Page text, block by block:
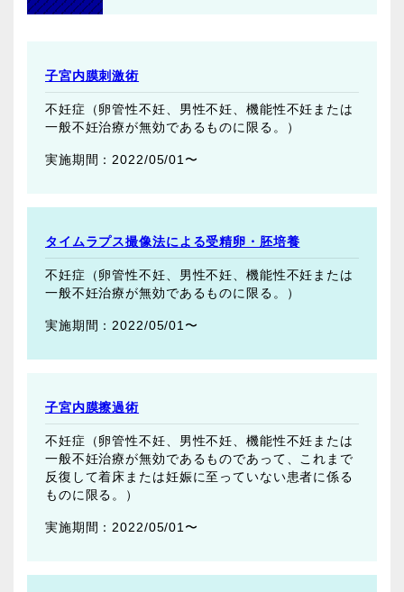
子宮内膜刺激術
不妊症（卵管性不妊、男性不妊、機能性不妊または
一般不妊治療が無効であるものに限る。）
2022/05/01〜
タイムラプス撮像法による受精卵・胚培養
不妊症（卵管性不妊、男性不妊、機能性不妊または
一般不妊治療が無効であるものに限る。）
2022/05/01〜
子宮内膜擦過術
不妊症（卵管性不妊、男性不妊、機能性不妊または
一般不妊治療が無効であるものであって、これまで
反復して着床または妊娠に至っていない患者に係る
ものに限る。）
2022/05/01〜